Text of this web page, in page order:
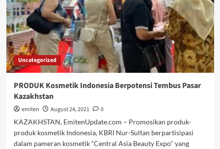
Jual
SUN
BI
Rp224
Triliun
Uncategorized
PRODUK Kosmetik Indonesia Berpotensi Tembus Pasar
Kazakhstan
emiten August 24, 2021
0
KAZAKHSTAN, EmitenUpdate.com – Promosikan produk-
produk kosmetik Indonesia, KBRI Nur-Sultan berpartisipasi
dalam pameran kosmetik “Central Asia Beauty Expo" yang